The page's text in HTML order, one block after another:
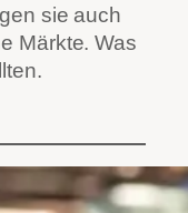
sie auch
Märkte. Was